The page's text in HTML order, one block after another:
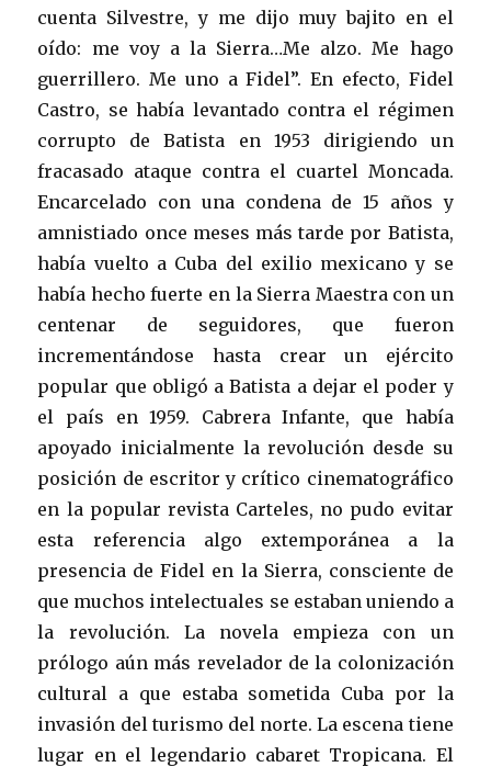
cuenta Silvestre, y me dijo muy bajito en el
oído: me voy a la Sierra…Me alzo. Me hago
guerrillero. Me uno a Fidel”. En efecto, Fidel
Castro, se había levantado contra el régimen
corrupto de Batista en 1953 dirigiendo un
fracasado ataque contra el cuartel Moncada.
Encarcelado con una condena de 15 años y
amnistiado once meses más tarde por Batista,
había vuelto a Cuba del exilio mexicano y se
había hecho fuerte en la Sierra Maestra con un
centenar de seguidores, que fueron
incrementándose hasta crear un ejército
popular que obligó a Batista a dejar el poder y
el país en 1959. Cabrera Infante, que había
apoyado inicialmente la revolución desde su
posición de escritor y crítico cinematográfico
en la popular revista Carteles, no pudo evitar
esta referencia algo extemporánea a la
presencia de Fidel en la Sierra, consciente de
que muchos intelectuales se estaban uniendo a
la revolución. La novela empieza con un
prólogo aún más revelador de la colonización
cultural a que estaba sometida Cuba por la
invasión del turismo del norte. La escena tiene
lugar en el legendario cabaret Tropicana. El